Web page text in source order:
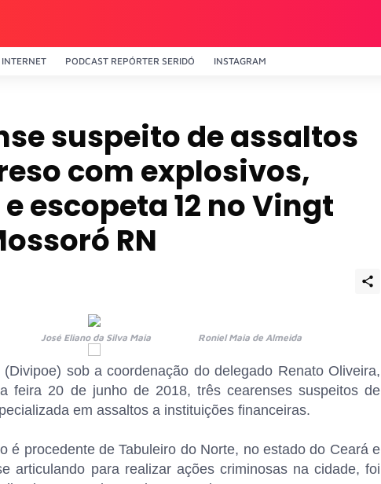
PODCAST REPÓRTER SERIDÓ INSTAGRAM
suspeito de assaltos
com explosivos,
escopeta 12 no Vingt
RN
José Eliano da Silva Maia Roniel Maia de Almeida
sob a coordenação do delegado Renato Oliveira,
feira 20 de junho de 2018, três cearenses suspeitos de
em assaltos a instituições financeiras.
é procedente de Tabuleiro do Norte, no estado do Ceará e
articulando para realizar ações criminosas na cidade, foi